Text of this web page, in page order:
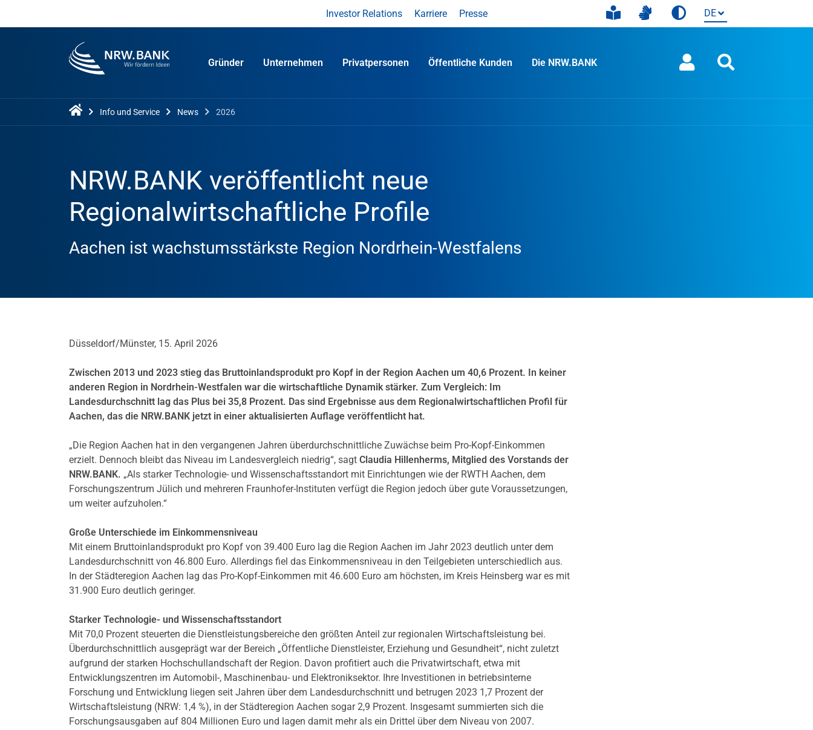
Investor Relations Karriere Presse
Gründer Unternehmen Privatpersonen Öffentliche Kunden Die NRW.BANK
Info und Service News 2026
NRW.BANK veröffentlicht neue
Regionalwirtschaftliche Profile
Aachen ist wachstumsstärkste Region Nordrhein-Westfalens
Düsseldorf/Münster, 15. April 2026
Zwischen 2013 und 2023 stieg das Bruttoinlandsprodukt pro Kopf in der Region Aachen um 40,6 Prozent. In keiner
anderen Region in Nordrhein-Westfalen war die wirtschaftliche Dynamik stärker. Zum Vergleich: Im
Landesdurchschnitt lag das Plus bei 35,8 Prozent. Das sind Ergebnisse aus dem Regionalwirtschaftlichen Profil für
Aachen, das die NRW.BANK jetzt in einer aktualisierten Auflage veröffentlicht hat.
„Die Region Aachen hat in den vergangenen Jahren überdurchschnittliche Zuwächse beim Pro-Kopf-Einkommen
erzielt. Dennoch bleibt das Niveau im Landesvergleich niedrig“, sagt Claudia Hillenherms, Mitglied des Vorstands der
NRW.BANK. „Als starker Technologie- und Wissenschaftsstandort mit Einrichtungen wie der RWTH Aachen, dem
Forschungszentrum Jülich und mehreren Fraunhofer-Instituten verfügt die Region jedoch über gute Voraussetzungen,
um weiter aufzuholen.“
Große Unterschiede im Einkommensniveau
Mit einem Bruttoinlandsprodukt pro Kopf von 39.400 Euro lag die Region Aachen im Jahr 2023 deutlich unter dem
Landesdurchschnitt von 46.800 Euro. Allerdings fiel das Einkommensniveau in den Teilgebieten unterschiedlich aus.
In der Städteregion Aachen lag das Pro-Kopf-Einkommen mit 46.600 Euro am höchsten, im Kreis Heinsberg war es mit
31.900 Euro deutlich geringer.
Starker Technologie- und Wissenschaftsstandort
Mit 70,0 Prozent steuerten die Dienstleistungsbereiche den größten Anteil zur regionalen Wirtschaftsleistung bei.
Überdurchschnittlich ausgeprägt war der Bereich „Öffentliche Dienstleister, Erziehung und Gesundheit“, nicht zuletzt
aufgrund der starken Hochschullandschaft der Region. Davon profitiert auch die Privatwirtschaft, etwa mit
Entwicklungszentren im Automobil-, Maschinenbau- und Elektroniksektor. Ihre Investitionen in betriebsinterne
Forschung und Entwicklung liegen seit Jahren über dem Landesdurchschnitt und betrugen 2023 1,7 Prozent der
Wirtschaftsleistung (NRW: 1,4 %), in der Städteregion Aachen sogar 2,9 Prozent. Insgesamt summierten sich die
Forschungsausgaben auf 804 Millionen Euro und lagen damit mehr als ein Drittel über dem Niveau von 2007.